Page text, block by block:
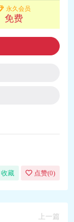
永久会员
免费
收藏 点赞(0)
上一篇